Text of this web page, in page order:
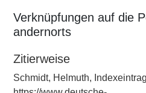
Verknüpfungen auf die
andernorts
Zitierweise
Schmidt, Helmuth,